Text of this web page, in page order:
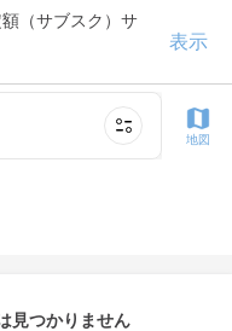
（サブスク）サ
表示
地図
見つかりません